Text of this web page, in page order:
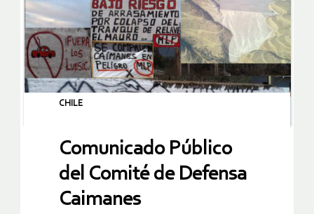
CHILE
Comunicado Público
del Comité de Defensa
Caimanes